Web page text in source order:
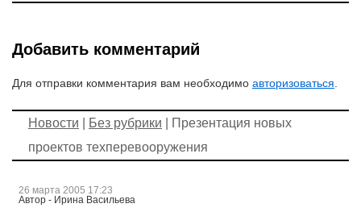
Добавить комментарий
Для отправки комментария вам необходимо авторизоваться.
Новости Без рубрики | Презентация новых
проектов техперевооружения
26 марта 2005 17:23
Автор - Ирина Васильева